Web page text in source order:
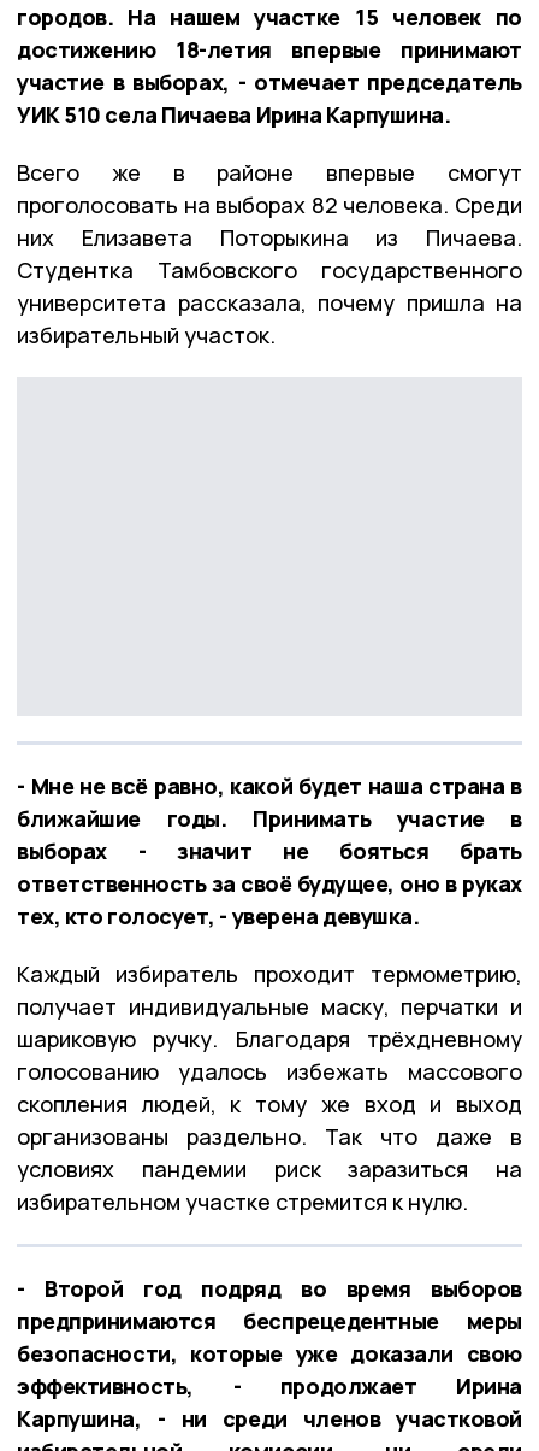
городов. На нашем участке 15 человек по
достижению 18-летия впервые принимают
участие в выборах, - отмечает председатель
УИК 510 села Пичаева Ирина Карпушина.
Всего же в районе впервые смогут
проголосовать на выборах 82 человека. Среди
них Елизавета Поторыкина из Пичаева.
Студентка Тамбовского государственного
университета рассказала, почему пришла на
избирательный участок.
- Мне не всё равно, какой будет наша страна в
ближайшие годы. Принимать участие в
выборах - значит не бояться брать
ответственность за своё будущее, оно в руках
тех, кто голосует, - уверена девушка.
Каждый избиратель проходит термометрию,
получает индивидуальные маску, перчатки и
шариковую ручку. Благодаря трёхдневному
голосованию удалось избежать массового
скопления людей, к тому же вход и выход
организованы раздельно. Так что даже в
условиях пандемии риск заразиться на
избирательном участке стремится к нулю.
- Второй год подряд во время выборов
предпринимаются беспрецедентные меры
безопасности, которые уже доказали свою
эффективность, - продолжает Ирина
Карпушина, - ни среди членов участковой